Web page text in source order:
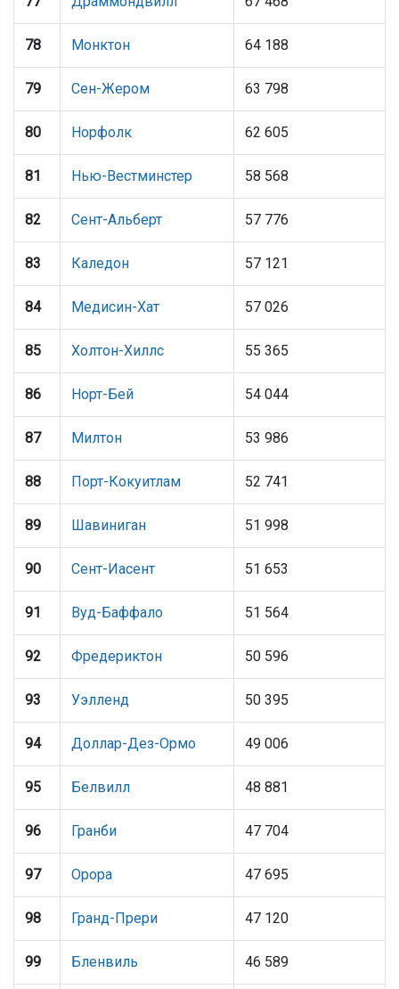
78 Монктон 64 188
79 Сен-Жером 63 798
80 Норфолк 62 605
81 Нью-Вестминстер 58 568
82 Сент-Альберт 57 776
83 Каледон 57 121
84 Медисин-Хат 57 026
85 Холтон-Хиллс 55 365
86 Норт-Бей 54 044
87 Милтон 53 986
88 Порт-Кокуитлам 52 741
89 Шавиниган 51 998
90 Сент-Иасент 51 653
91 Вуд-Баффало 51 564
92 Фредериктон 50 596
93 Уэлленд 50 395
94 Доллар-Дез-Ормо 49 006
95 Белвилл 48 881
96 Гранби 47 704
97 Орора 47 695
98 Гранд-Прери 47 120
99 Бленвиль 46 589